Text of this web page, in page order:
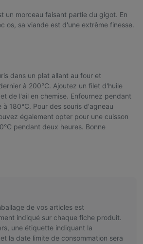
un morceau faisant partie du gigot. En
os, sa viande est d'une extrême finesse.
dans un plat allant au four et
à 200°C. Ajoutez un filet d'huile
de l'ail en chemise. Enfournez pendant
à 180°C. Pour des souris d'agneau
également opter pour une cuisson
pendant deux heures. Bonne
de vos articles est
indiqué sur chaque fiche produit.
une étiquette indiquant la
la date limite de consommation sera